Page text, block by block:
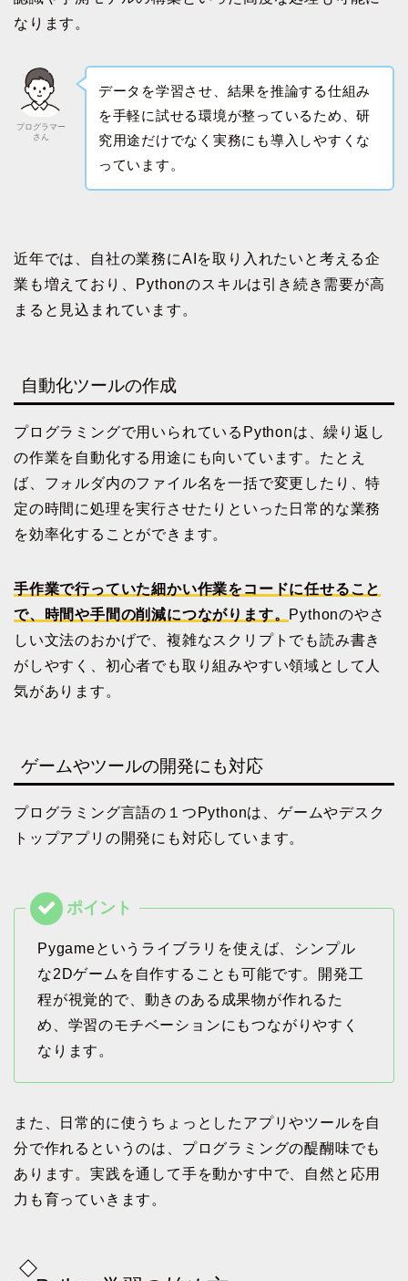
なります。
プログラマー
さん
データを学習させ、結果を推論する仕組み
を手軽に試せる環境が整っているため、研
究用途だけでなく実務にも導入しやすくな
っています。
近年では、自社の業務にAIを取り入れたいと考える企
業も増えており、Pythonのスキルは引き続き需要が高
まると見込まれています。
自動化ツールの作成
プログラミングで用いられているPythonは、繰り返し
の作業を自動化する用途にも向いています。たとえ
ば、フォルダ内のファイル名を一括で変更したり、特
定の時間に処理を実行させたりといった日常的な業務
を効率化することができます。
手作業で行っていた細かい作業をコードに任せること
で、時間や手間の削減につながります。 Pythonのやさ
しい文法のおかげで、複雑なスクリプトでも読み書き
がしやすく、初心者でも取り組みやすい領域として人
気があります。
ゲームやツールの開発にも対応
プログラミング言語の１つPythonは、ゲームやデスク
トップアプリの開発にも対応しています。
Pygameというライブラリを使えば、シンプル
な2Dゲームを自作することも可能です。開発工
程が視覚的で、動きのある成果物が作れるた
め、学習のモチベーションにもつながりやすく
なります。
また、日常的に使うちょっとしたアプリやツールを自
分で作れるというのは、プログラミングの醍醐味でも
あります。実践を通して手を動かす中で、自然と応用
力も育っていきます。